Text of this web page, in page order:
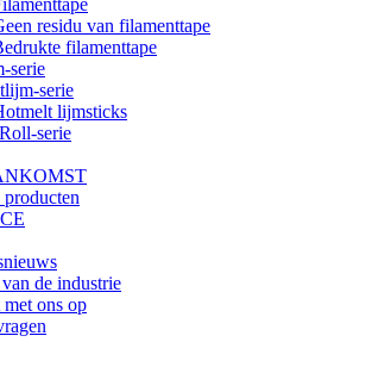
residu van filamenttape
filamenttape
serie
serie
lijmsticks
serie
de industrie
ons op